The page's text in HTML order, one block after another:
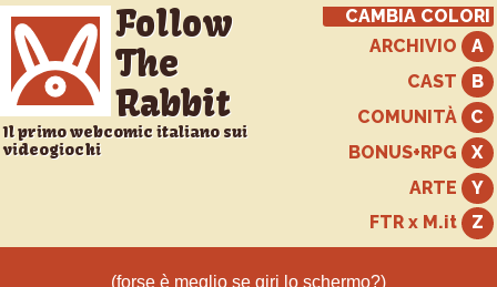
Follow
The
Rabbit
Il primo webcomic italiano sui
videogiochi
CAMBIA COLORI
ARCHIVIO
CAST
COMUNITÀ
BONUS+RPG
ARTE
FTR x M.it